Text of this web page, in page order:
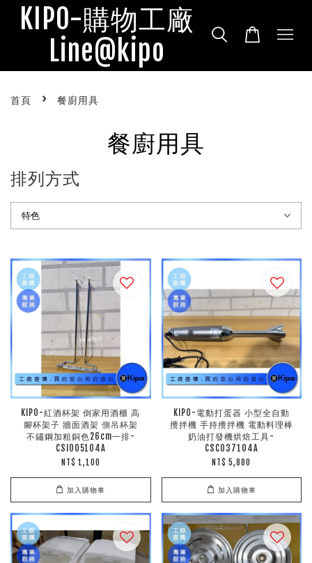
KIPO-購物工廠
Line@kipo
首頁 › 餐廚用具
餐廚用具
排列方式
KIPO-紅酒杯架 倒家用酒櫃 高
腳杯架子 牆面酒架 側吊杯架
不鏽鋼加粗銅色26cm一排-
CSI005104A
NT$ 1,100
加入購物車
KIPO-電動打蛋器 小型全自動
攪拌機 手持攪拌機 電動料理棒
奶油打發機烘焙工具-
CSC037104A
NT$ 5,880
加入購物車